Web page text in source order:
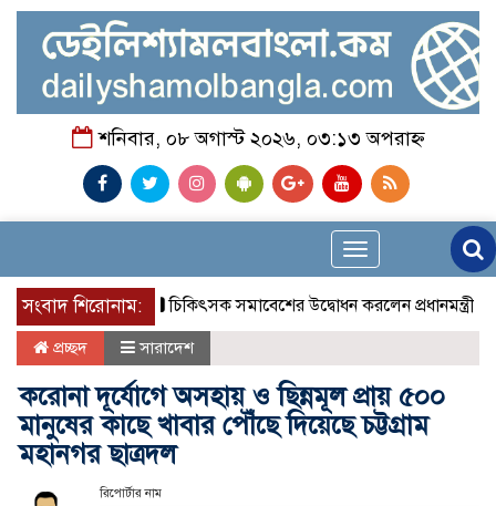
শনিবার, ০৮ অগাস্ট ২০২৬, ০৩:১৩ অপরাহ্ন
Toggle
navigation
সংবাদ শিরোনাম:চিকিৎসক সমাবেশের উদ্বোধন করলেন প্রধানমন্ত্রী
প্রচ্ছদ সারাদেশ
করোনা দূর্যোগে অসহায় ও ছিন্নমূল প্রায় ৫০০
মানুষের কাছে খাবার পৌঁছে দিয়েছে চট্টগ্রাম
মহানগর ছাত্রদল
রিপোর্টার নাম